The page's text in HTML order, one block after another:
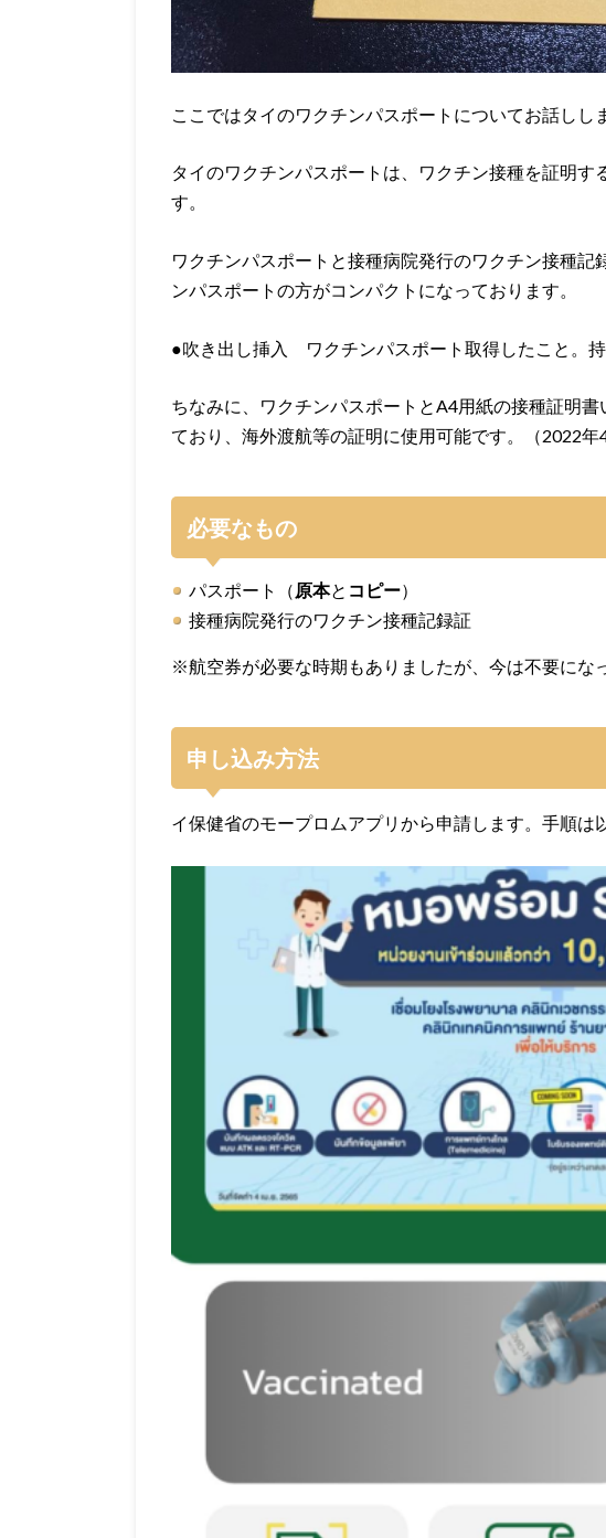
ここではタイのワクチンパスポートについてお話しし
タイのワクチンパスポートは、ワクチン接種を証明す
す。
ワクチンパスポートと接種病院発行のワクチン接種記
ンパスポートの方がコンパクトになっております。
●吹き出し挿入 ワクチンパスポート取得したこと。持
ちなみに、ワクチンパスポートとA4用紙の接種証明
ており、海外渡航等の証明に使用可能です。（2022年4
必要なもの
パスポート（ 原本と コピー）
接種病院発行のワクチン接種記録証
※航空券が必要な時期もありましたが、今は不要にな
申し込み方法
イ保健省のモープロムアプリから申請します。手順は